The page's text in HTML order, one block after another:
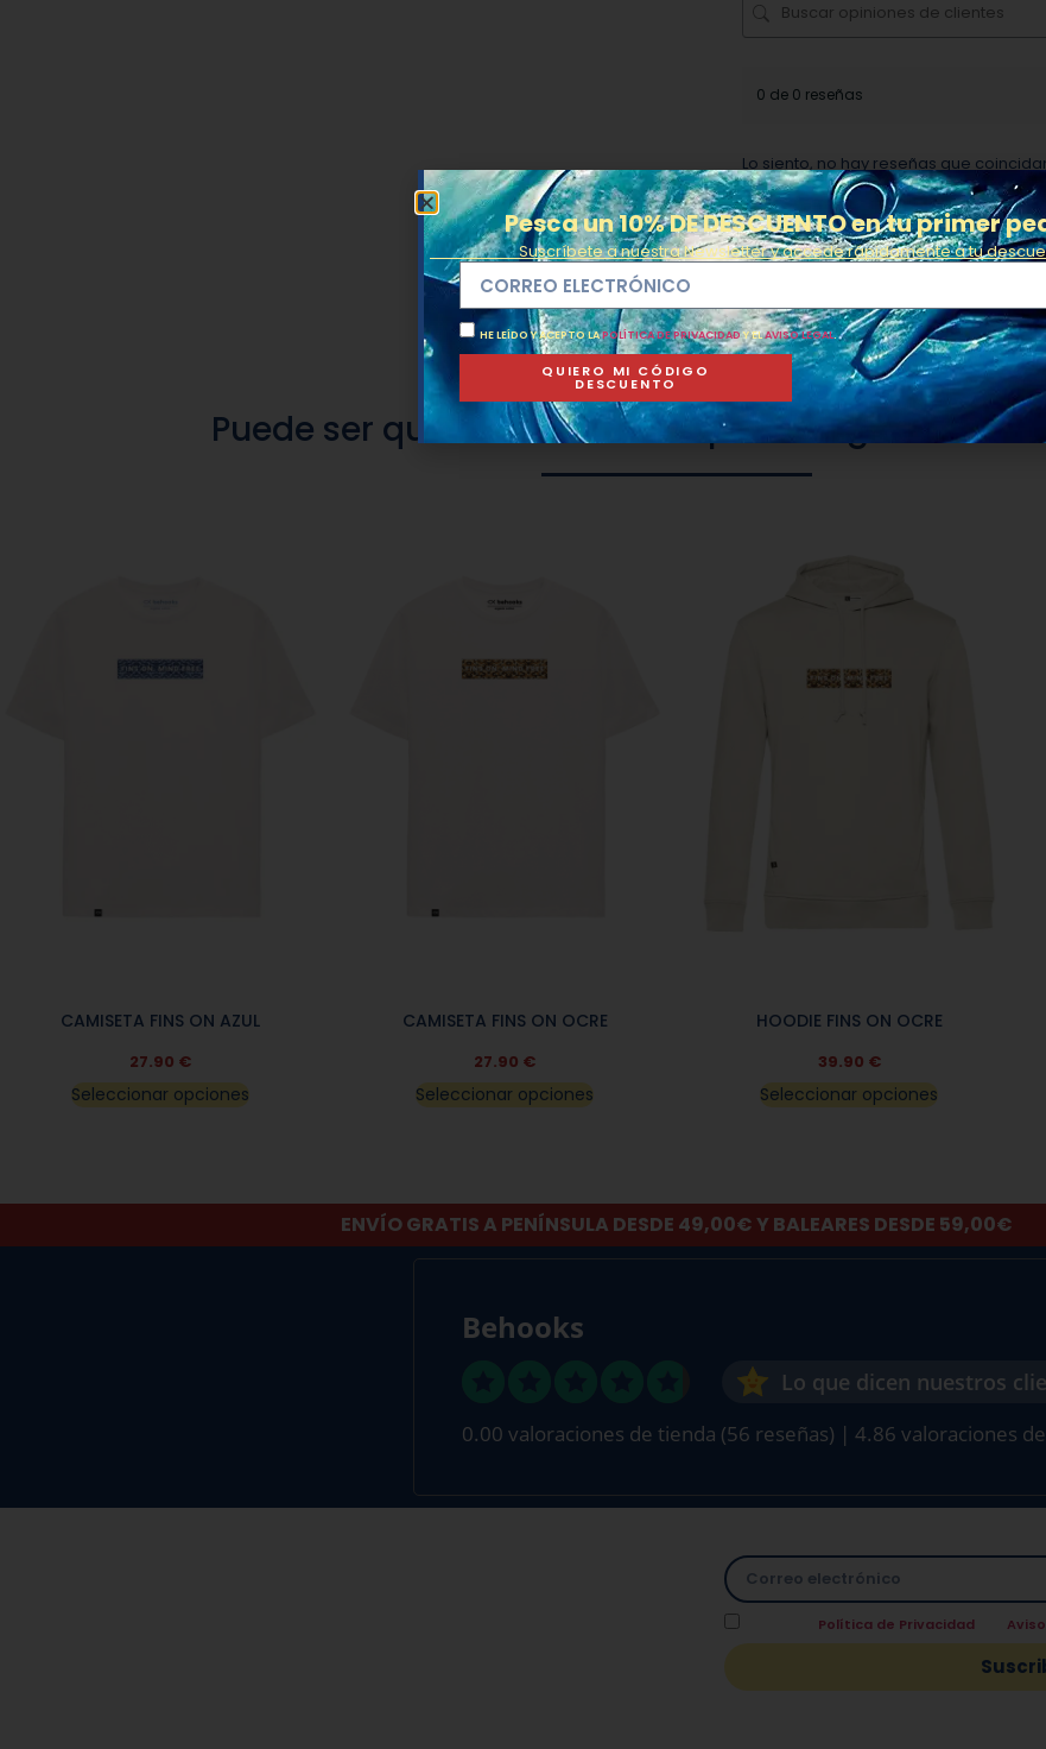
0 de 0 reseñas
Lo siento, no hay reseñas que
*TALLAS PARA CAMISETAS:Si te gustan
talla. Si te gusta que te queden más
Puede ser que estos modelos puedan gustarte
CAMISETA FINS ON AZUL
27.90 €
Seleccionar opciones
CAMISETA FINS ON OCRE
27.90 €
Seleccionar opciones
HOODIE FINS ON OCRE
39.90 €
Seleccionar opciones
ENVÍO GRATIS A PENÍNSULA DESDE 49,00€ Y BALEARES DESDE 59,00€
Behooks
Lo que dicen nuestros
0.00 valoraciones de tienda (56 reseñas) | 4.86 valoraciones
Política de Privacidad
Pesca un 10% DE DESCUENTO en tu primer
Suscríbete a nuestra Newsletter y accede rápidamente a tu
HE LEÍDO Y ACEPTO LAPOLÍTICA DE PRIVACIDADY ELAVISO LEGAL.
QUIERO MI CÓDIGO
DESCUENTO